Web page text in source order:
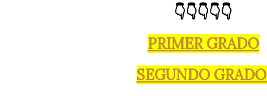
👇👇👇👇👇
PRIMER GRADO
SEGUNDO GRADO